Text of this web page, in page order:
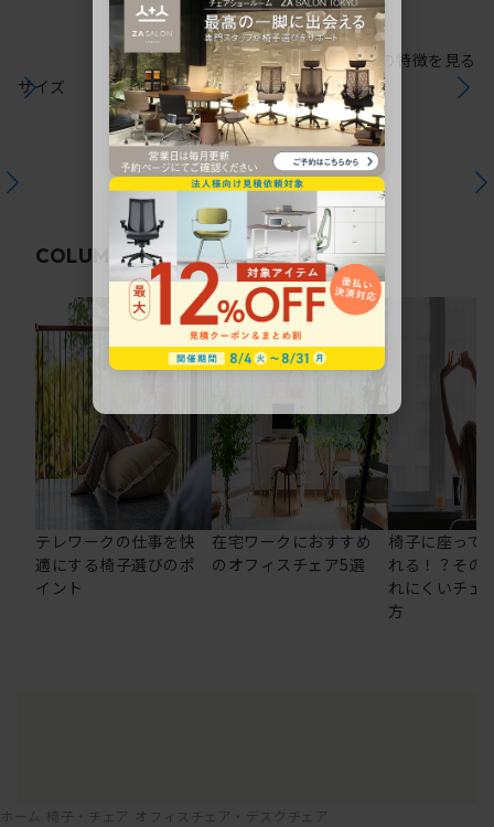
サイズ
シリーズの特徴を見る
COLUMN関連コラム
テレワークの仕事を快
適にする椅子選びのポ
イント
在宅ワークにおすすめ
のオフィスチェア5選
椅子に座って
れる！？その
れにくいチェ
方
ホーム 椅子・チェア オフィスチェア・デスクチェア